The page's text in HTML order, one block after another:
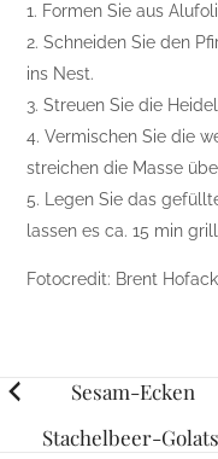
1. Formen Sie aus
2. Schneiden Sie den
ins Nest.
3. Streuen Sie die
4. Vermischen Sie die
streichen die Masse
5. Legen Sie das
lassen es ca. 15 min
Fotocredit: Brent
Posts
navigation
Sesam-Ecken
Stachelbeer-